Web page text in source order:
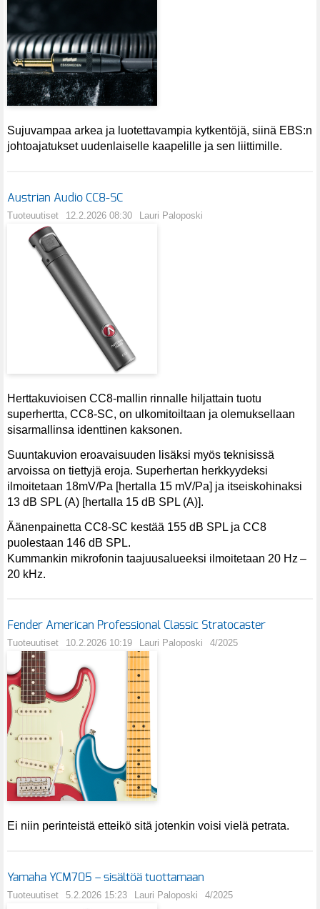
Sujuvampaa arkea ja luotettavampia kytkentöjä, siinä EBS:n
johtoajatukset uudenlaiselle kaapelille ja sen liittimille.
Austrian Audio CC8-SC
Tuoteuutiset 12.2.2026 08:30 Lauri Paloposki
Herttakuvioisen CC8-mallin rinnalle hiljattain tuotu
superhertta, CC8-SC, on ulkomitoiltaan ja olemuksellaan
sisarmallinsa identtinen kaksonen.
Suuntakuvion eroavaisuuden lisäksi myös teknisissä
arvoissa on tiettyjä eroja. Superhertan herkkyydeksi
ilmoitetaan 18mV/Pa [hertalla 15 mV/Pa] ja itseiskohinaksi
13 dB SPL (A) [hertalla 15 dB SPL (A)].
Äänenpainetta CC8-SC kestää 155 dB SPL ja CC8
puolestaan 146 dB SPL.
Kummankin mikrofonin taajuusalueeksi ilmoitetaan 20 Hz –
20 kHz.
Fender American Professional Classic Stratocaster
Tuoteuutiset 10.2.2026 10:19 Lauri Paloposki 4/2025
Ei niin perinteistä etteikö sitä jotenkin voisi vielä petrata.
Yamaha YCM705 – sisältöä tuottamaan
Tuoteuutiset 5.2.2026 15:23 Lauri Paloposki 4/2025